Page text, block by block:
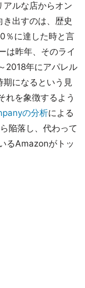
アルな店からオン
出すのは、歴史
％に達した時と言
は昨年、そのライ
2018年にアパレル
期になるという見
れを象徴するよう
の分析による
陥落し、代わって
るAmazonがトッ